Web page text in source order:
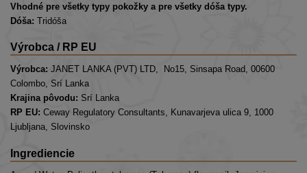
Vhodné pre všetky typy pokožky a pre všetky dóša typy.
Dóša: Tridóša
Výrobca / RP EU
Výrobca: JANET LANKA (PVT) LTD, No15, Sinsapa Road, 00600
Colombo, Srí Lanka
Krajina pôvodu: Srí Lanka
RP EU: Ceway Regulatory Consultants, Kunavarjeva ulica 9, 1000
Ljubljana, Slovinsko
Ingrediencie